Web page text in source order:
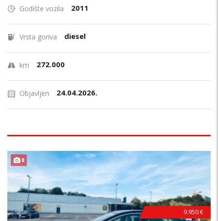
Godište vozila 2011
Vrsta goriva diesel
km 272.000
Objavljen 24.04.2026.
8 POVOLJNO !
9.950 €